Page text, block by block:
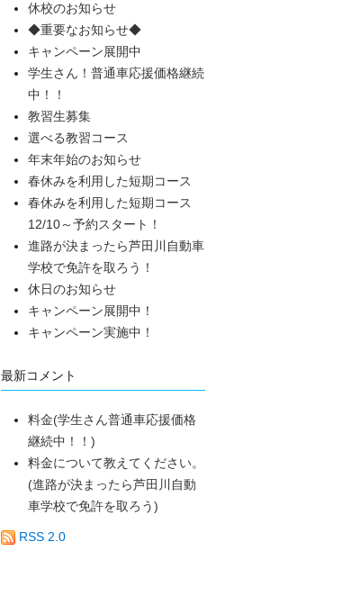
休校のお知らせ
◆重要なお知らせ◆
キャンペーン展開中
学生さん！普通車応援価格継続
中！！
教習生募集
選べる教習コース
年末年始のお知らせ
春休みを利用した短期コース
春休みを利用した短期コース
12/10～予約スタート！
進路が決まったら芦田川自動車
学校で免許を取ろう！
休日のお知らせ
キャンペーン展開中！
キャンペーン実施中！
最新コメント
料金(学生さん普通車応援価格
継続中！！)
料金について教えてください。
(進路が決まったら芦田川自動
車学校で免許を取ろう)
RSS 2.0